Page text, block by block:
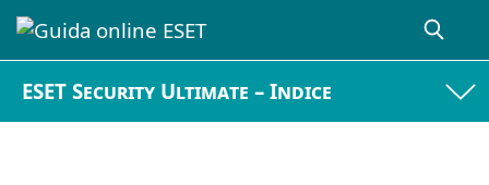
ESET Security Ultimate – Indice